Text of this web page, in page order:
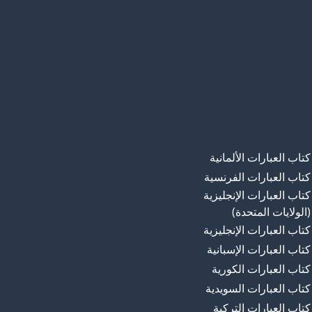
كتاب العبارات الألمانية
كتاب العبارات الفرنسية
كتاب العبارات الإنجليزية
(الولايات المتحدة)
كتاب العبارات الإنجليزية
كتاب العبارات الإسبانية
كتاب العبارات الكورية
كتاب العبارات السويدية
كتاب العبارات التركية